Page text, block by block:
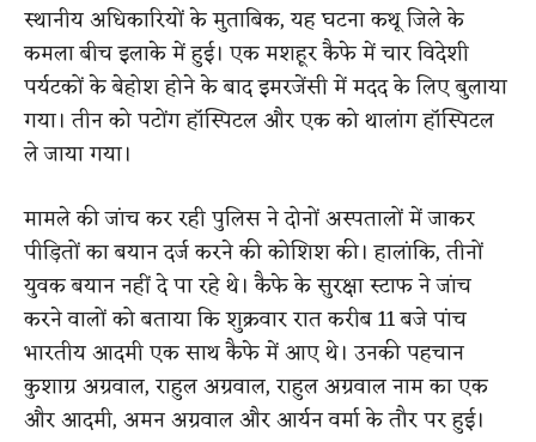
स्थानीय अधिकारियों के मुताबिक, यह घटना कथू जिले के
कमला बीच इलाके में हुई। एक मशहूर कैफे में चार विदेशी
पर्यटकों के बेहोश होने के बाद इमरजेंसी में मदद के लिए बुलाया
गया। तीन को पटोंग हॉस्पिटल और एक को थालांग हॉस्पिटल
ले जाया गया।
मामले की जांच कर रही पुलिस ने दोनों अस्पतालों में जाकर
पीड़ितों का बयान दर्ज करने की कोशिश की। हालांकि, तीनों
युवक बयान नहीं दे पा रहे थे। कैफे के सुरक्षा स्टाफ ने जांच
करने वालों को बताया कि शुक्रवार रात करीब 11 बजे पांच
भारतीय आदमी एक साथ कैफे में आए थे। उनकी पहचान
कुशाग्र अग्रवाल, राहुल अग्रवाल, राहुल अग्रवाल नाम का एक
और आदमी, अमन अग्रवाल और आर्यन वर्मा के तौर पर हुई।